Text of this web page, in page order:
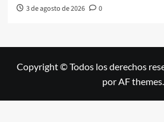
3 de agosto de 2026 0
Copyright © Todos los derechos
por AF themes.